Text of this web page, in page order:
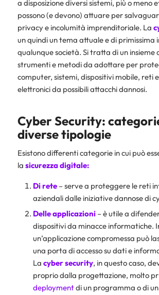
a disposizione diversi sistemi, più o meno
possono (e devono) attuare per
privacy e incolumità imprenditoriale. La
un quindi un tema attuale e di
qualunque società. Si tratta di un insieme
strumenti e metodi da adottare per
computer, sistemi, dispositivi mobile, reti
elettronici da possibili attacchi dannosi.
Cyber Security:
diverse tipologie
Esistono differenti categorie in cui può
la sicurezza digitale:
Di rete– serve a proteggere le reti
aziendali dalle iniziative dannose di
Delle applicazioni– è utile a
dispositivi da minacce informatiche.
un’applicazione compromessa può
una porta di accesso su dati e
La cyber security, in questo caso,
proprio dalla progettazione, molto
deploymentdi un programma o di